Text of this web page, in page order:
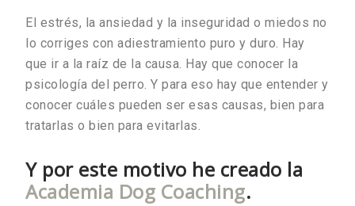
El estrés, la ansiedad y la inseguridad o miedos no
lo corriges con adiestramiento puro y duro. Hay
que ir a la raíz de la causa. Hay que conocer la
psicología del perro. Y para eso hay que entender y
conocer cuáles pueden ser esas causas, bien para
tratarlas o bien para evitarlas.
Y por este motivo he creado la
Academia Dog Coaching.